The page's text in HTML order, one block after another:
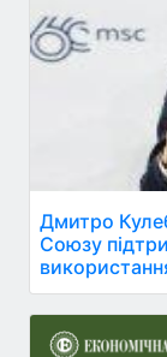
Дмитро
Союзу